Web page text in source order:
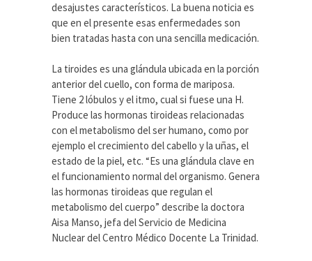
desajustes característicos. La buena noticia es
que en el presente esas enfermedades son
bien tratadas hasta con una sencilla medicación.
La tiroides es una glándula ubicada en la porción
anterior del cuello, con forma de mariposa.
Tiene 2 lóbulos y el itmo, cual si fuese una H.
Produce las hormonas tiroideas relacionadas
con el metabolismo del ser humano, como por
ejemplo el crecimiento del cabello y la uñas, el
estado de la piel, etc. “Es una glándula clave en
el funcionamiento normal del organismo. Genera
las hormonas tiroideas que regulan el
metabolismo del cuerpo” describe la doctora
Aisa Manso, jefa del Servicio de Medicina
Nuclear del Centro Médico Docente La Trinidad.